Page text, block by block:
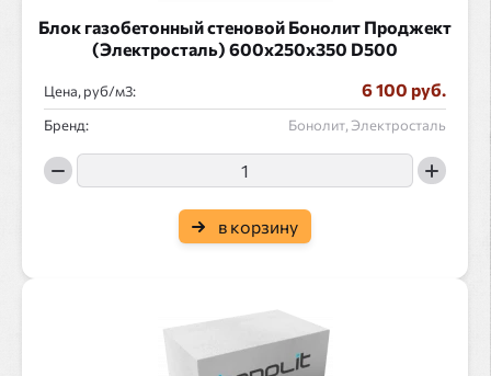
Блок газобетонный стеновой Бонолит Проджект
(Электросталь) 600x250x350 D500
Цена, руб/ : 6 100 руб.
Бренд: Бонолит, Электросталь
в корзину